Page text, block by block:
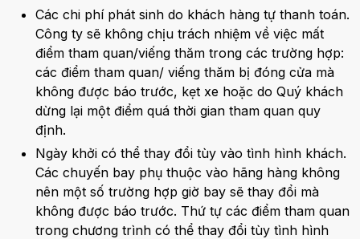
Các chi phí phát sinh do khách hàng tự thanh toán.
Công ty sẽ không chịu trách nhiệm về việc mất
điểm tham quan/viếng thăm trong các trường hợp:
các điểm tham quan/ viếng thăm bị đóng cửa mà
không được báo trước, kẹt xe hoặc do Quý khách
dừng lại một điểm quá thời gian tham quan quy
định.
Ngày khởi có thể thay đổi tùy vào tình hình khách.
Các chuyến bay phụ thuộc vào hãng hàng không
nên một số trường hợp giờ bay sẽ thay đổi mà
không được báo trước. Thứ tự các điểm tham quan
trong chương trình có thể thay đổi tùy tình hình